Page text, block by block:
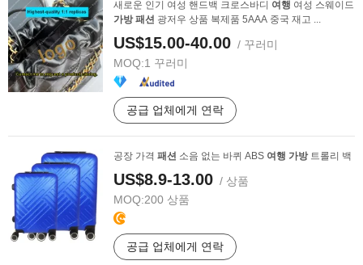
새로운 인기 여성 핸드백 크로스바디 여행 여성 스웨이드
가방 패션 광저우 상품 복제품 5AAA 중국 재고 ...
US$15.00-40.00 / 꾸러미
MOQ:1 꾸러미
공급 업체에게 연락
공장 가격 패션 소음 없는 바퀴 ABS 여행 가방트롤리 백
US$8.9-13.00 / 상품
MOQ:200 상품
공급 업체에게 연락